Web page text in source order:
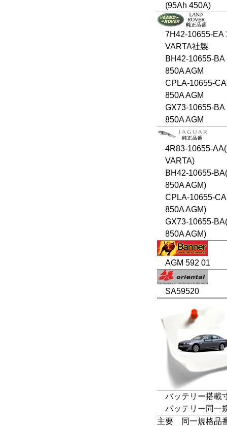
(95Ah 450A)
7H42-10655-EA
VARTA社製
BH42-10655-BA
850A AGM
CPLA-10655-
850A AGM
GX73-10655-BA
850A AGM
4R83-10655-
VARTA)
BH42-10655-
850A AGM)
CPLA-10655-
850A AGM)
GX73-10655-
850A AGM)
AGM 592 01
SA59520
バッテリー搭載
バッテリー同一
主要 同一規格品